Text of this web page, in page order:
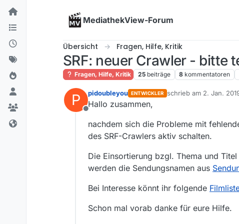
Skip to content
MediathekView-Forum
Übersicht Fragen, Hilfe, Kritik
SRF: neuer Crawler - bitte
Fragen, Hilfe, Kritik 25 beiträge 8 kommentatoren
P
Offline
pidoubleyou ENTWICKLER schrieb am 2. Jan.
zuletzt editiert von
Hallo zusammen,
nachdem sich die Probleme mit
des SRF-Crawlers aktiv schalten.
Die Einsortierung bzgl. Thema und
werden die Sendungsnamen aus
Bei Interesse könnt ihr folgende
Schon mal vorab danke für eure Hilfe.